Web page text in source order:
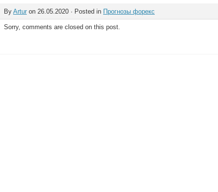
By Artur on 26.05.2020 · Posted in Прогнозы форекс
Sorry, comments are closed on this post.